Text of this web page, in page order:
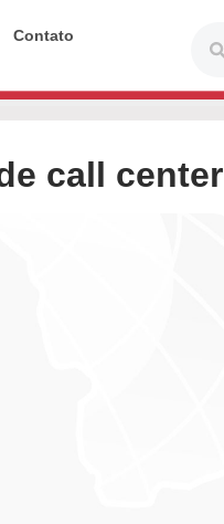
Contato
call center